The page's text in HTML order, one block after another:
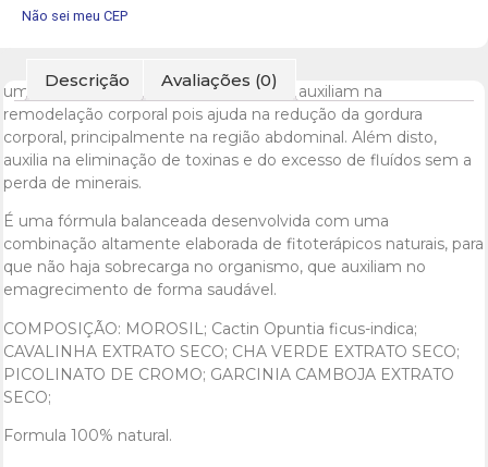
Não sei meu CEP
Descrição Avaliações (0)
um composto que contém ativos que auxiliam na
remodelação corporal pois ajuda na redução da gordura
corporal, principalmente na região abdominal. Além disto,
auxilia na eliminação de toxinas e do excesso de fluídos sem a
perda de minerais.
É uma fórmula balanceada desenvolvida com uma
combinação altamente elaborada de fitoterápicos naturais, para
que não haja sobrecarga no organismo, que auxiliam no
emagrecimento de forma saudável.
COMPOSIÇÃO: MOROSIL; Cactin Opuntia ficus-indica;
CAVALINHA EXTRATO SECO; CHA VERDE EXTRATO SECO;
PICOLINATO DE CROMO; GARCINIA CAMBOJA EXTRATO
SECO;
Formula 100% natural.